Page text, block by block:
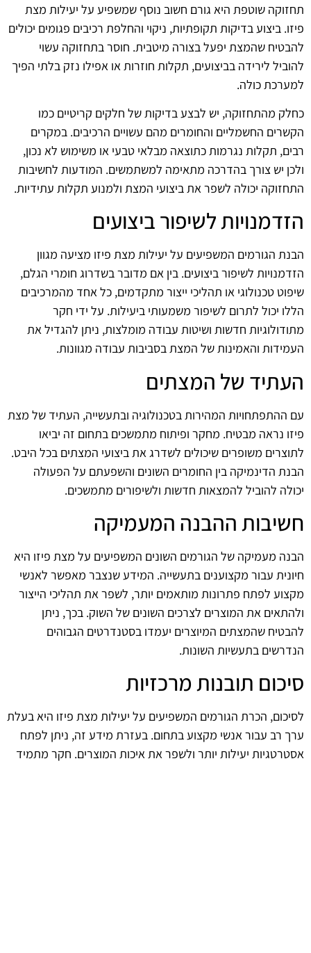
תחזוקה שוטפת היא גורם חשוב נוסף שמשפיע על יעילות מצת
פיזו. ביצוע בדיקות תקופתיות, ניקוי והחלפת רכיבים פגומים יכולים
להבטיח שהמצת יפעל בצורה מיטבית. חוסר בתחזוקה עשוי
להוביל לירידה בביצועים, תקלות חוזרות או אפילו נזק בלתי הפיך
למערכת כולה.
כחלק מהתחזוקה, יש לבצע בדיקות של חלקים קריטיים כמו
הקשרים החשמליים והחומרים מהם עשויים הרכיבים. במקרים
רבים, תקלות נגרמות כתוצאה מבלאי טבעי או משימוש לא נכון,
ולכן יש צורך בהדרכה מתאימה למשתמשים. המודעות לחשיבות
התחזוקה יכולה לשפר את ביצועי המצת ולמנוע תקלות עתידיות.
הזדמנויות לשיפור ביצועים
הבנת הגורמים המשפיעים על יעילות מצת פיזו מציעה מגוון
הזדמנויות לשיפור ביצועים. בין אם מדובר בשדרוג חומרי הגלם,
שיפוט טכנולוגי או תהליכי ייצור מתקדמים, כל אחד מהמרכיבים
הללו יכול לתרום לשיפור משמעותי ביעילות. על ידי חקר
מתודולוגיות חדשות ושיטות עבודה מומלצות, ניתן להגדיל את
העמידות והאמינות של המצת בסביבות עבודה מגוונות.
העתיד של המצתים
עם ההתפתחויות המהירות בטכנולוגיה ובתעשייה, העתיד של מצת
פיזו נראה מבטיח. מחקר ופיתוח מתמשכים בתחום זה יביאו
לתוצרים משופרים שיכולים לשדרג את ביצועי המצתים בכל היבט.
הבנת הדינמיקה בין החומרים השונים והשפעתם על הפעולה
יכולה להוביל להמצאות חדשות ולשיפורים מתמשכים.
חשיבות ההבנה המעמיקה
הבנה מעמיקה של הגורמים השונים המשפיעים על מצת פיזו היא
חיונית עבור מקצוענים בתעשייה. המידע שנצבר מאפשר לאנשי
מקצוע לפתח פתרונות מותאמים יותר, לשפר את תהליכי הייצור
ולהתאים את המוצרים לצרכים השונים של השוק. בכך, ניתן
להבטיח שהמצתים המיוצרים יעמדו בסטנדרטים הגבוהים
הנדרשים בתעשיות השונות.
סיכום תובנות מרכזיות
לסיכום, הכרת הגורמים המשפיעים על יעילות מצת פיזו היא בעלת
ערך רב עבור אנשי מקצוע בתחום. בעזרת מידע זה, ניתן לפתח
אסטרטגיות יעילות יותר ולשפר את איכות המוצרים. חקר מתמיד